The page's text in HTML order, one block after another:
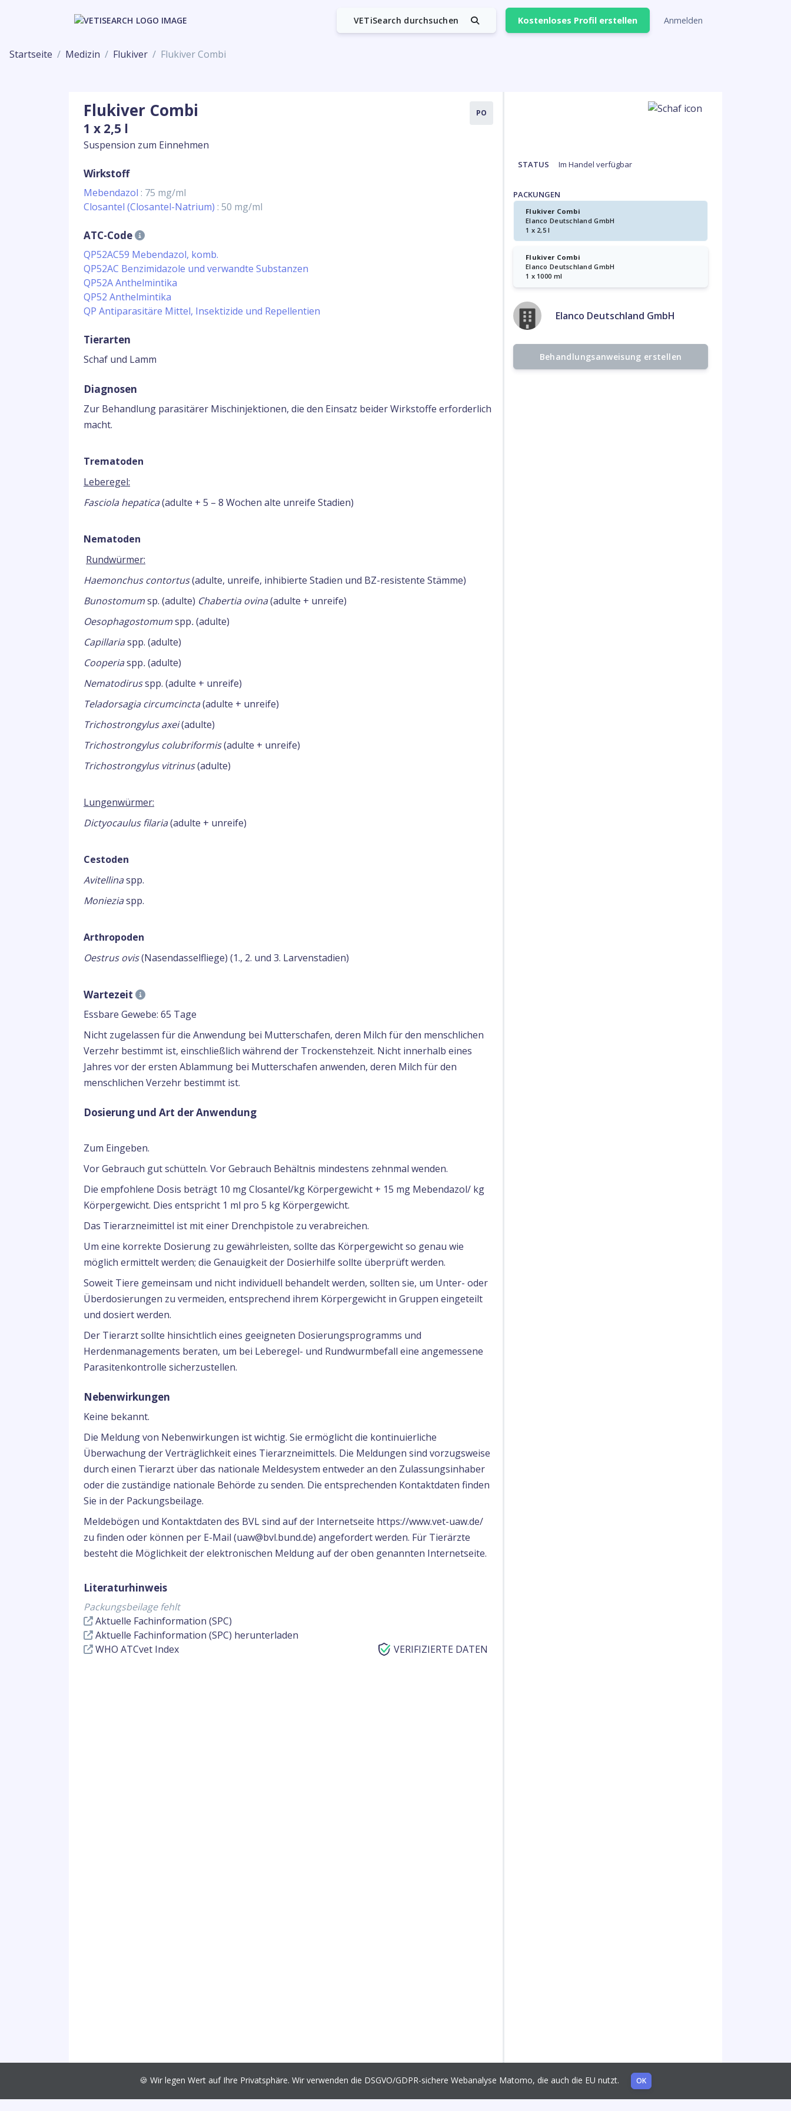
VETiSearch durchsuchen Kostenloses Profil erstellen Anmelden
Startseite Medizin Flukiver Flukiver Combi
Flukiver Combi
1 x 2,5 l
Suspension zum Einnehmen
PO
Wirkstoff
Mebendazol : 75 mg/ml
Closantel (Closantel-Natrium) : 50 mg/ml
ATC-Code
QP52AC59 Mebendazol, komb.
QP52AC Benzimidazole und verwandte Substanzen
QP52A Anthelmintika
QP52 Anthelmintika
QP Antiparasitäre Mittel, Insektizide und Repellentien
Tierarten
Schaf und Lamm
Diagnosen
Zur Behandlung parasitärer Mischinjektionen, die den Einsatz beider Wirkstoffe erforderlich
macht.
Trematoden
Leberegel:
Fasciola hepatica(adulte + 5 – 8 Wochen alte unreife Stadien)
Nematoden
Rundwürmer:
Haemonchus contortus(adulte, unreife, inhibierte Stadien und BZ-resistente Stämme)
Bunostomumsp. (adulte) Chabertia ovina(adulte + unreife)
Oesophagostomumspp.(adulte)
Capillariaspp. (adulte)
Cooperiaspp.(adulte)
Nematodirusspp. (adulte + unreife)
Teladorsagia circumcincta(adulte + unreife)
Trichostrongylus axei(adulte)
Trichostrongylus colubriformis(adulte + unreife)
Trichostrongylus vitrinus(adulte)
Lungenwürmer:
Dictyocaulus filaria(adulte + unreife)
Cestoden
Avitellinaspp.
Monieziaspp.
Arthropoden
Oestrus ovis(Nasendasselfliege) (1., 2. und 3. Larvenstadien)
Wartezeit
Essbare Gewebe: 65 Tage
Nicht zugelassen für die Anwendung bei Mutterschafen, deren Milch für den menschlichen
Verzehr bestimmt ist, einschließlich während der Trockenstehzeit. Nicht innerhalb eines
Jahres vor der ersten Ablammung bei Mutterschafen anwenden, deren Milch für den
menschlichen Verzehr bestimmt ist.
Dosierung und Art der Anwendung
Zum Eingeben.
Vor Gebrauch gut schütteln. Vor Gebrauch Behältnis mindestens zehnmal wenden.
Die empfohlene Dosis beträgt 10 mg Closantel/kg Körpergewicht + 15 mg Mebendazol/ kg
Körpergewicht. Dies entspricht 1 ml pro 5 kg Körpergewicht.
Das Tierarzneimittel ist mit einer Drenchpistole zu verabreichen.
Um eine korrekte Dosierung zu gewährleisten, sollte das Körpergewicht so genau wie
möglich ermittelt werden; die Genauigkeit der Dosierhilfe sollte überprüft werden.
Soweit Tiere gemeinsam und nicht individuell behandelt werden, sollten sie, um Unter- oder
Überdosierungen zu vermeiden, entsprechend ihrem Körpergewicht in Gruppen eingeteilt
und dosiert werden.
Der Tierarzt sollte hinsichtlich eines geeigneten Dosierungsprogramms und
Herdenmanagements beraten, um bei Leberegel- und Rundwurmbefall eine angemessene
Parasitenkontrolle sicherzustellen.
Nebenwirkungen
Keine bekannt.
Die Meldung von Nebenwirkungen ist wichtig. Sie ermöglicht die kontinuierliche
Überwachung der Verträglichkeit eines Tierarzneimittels. Die Meldungen sind vorzugsweise
durch einen Tierarzt über das nationale Meldesystem entweder an den Zulassungsinhaber
oder die zuständige nationale Behörde zu senden. Die entsprechenden Kontaktdaten finden
Sie in der Packungsbeilage.
Meldebögen und Kontaktdaten des BVL sind auf der Internetseite https://www.vet-uaw.de/
zu finden oder können per E-Mail (uaw@bvl.bund.de) angefordert werden. Für Tierärzte
besteht die Möglichkeit der elektronischen Meldung auf der oben genannten Internetseite.
Literaturhinweis
Packungsbeilage fehlt
Aktuelle Fachinformation (SPC)
Aktuelle Fachinformation (SPC) herunterladen
WHO ATCvet Index
VERIFIZIERTE DATEN
STATUS Im Handel verfügbar
PACKUNGEN
Flukiver Combi
Elanco Deutschland GmbH
1 x 2,5 l
Flukiver Combi
Elanco Deutschland GmbH
1 x 1000 ml
Elanco Deutschland GmbH
Behandlungsanweisung erstellen
🍪 Wir legen Wert auf Ihre Privatsphäre. Wir verwenden die DSGVO/GDPR-sichere Webanalyse Matomo, die auch die EU nutzt. OK